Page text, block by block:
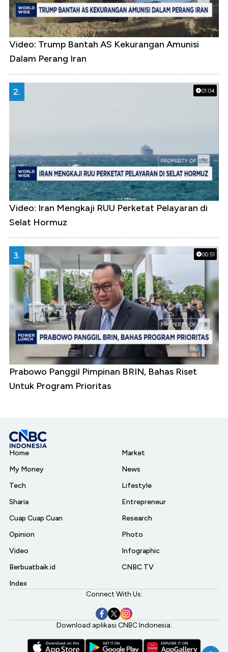
Video: Trump Bantah AS Kekurangan Amunisi
Dalam Perang Iran
01:04
2.
Video: Iran Mengkaji RUU Perketat Pelayaran di
Selat Hormuz
00:51
3.
Prabowo Panggil Pimpinan BRIN, Bahas Riset
Untuk Program Prioritas
Home
My Money
Tech
Sharia
Cuap Cuap Cuan
Opinion
Video
Berbuatbaik.id
Index
Market
News
Lifestyle
Entrepreneur
Research
Photo
Infographic
CNBC TV
Connect With Us:
Download aplikasi CNBC Indonesia: